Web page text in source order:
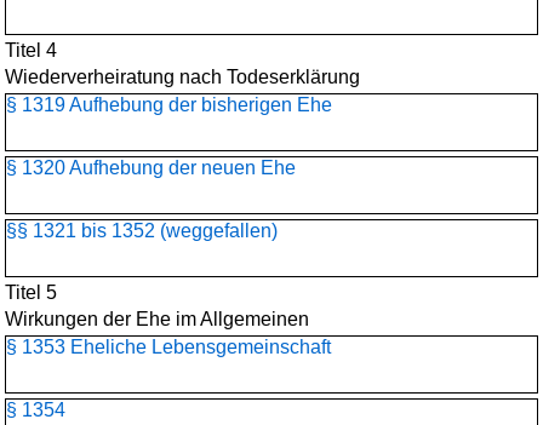
Titel 4
Wiederverheiratung nach Todeserklärung
§ 1319 Aufhebung der bisherigen Ehe
§ 1320 Aufhebung der neuen Ehe
§§ 1321 bis 1352 (weggefallen)
Titel 5
Wirkungen der Ehe im Allgemeinen
§ 1353 Eheliche Lebensgemeinschaft
§ 1354